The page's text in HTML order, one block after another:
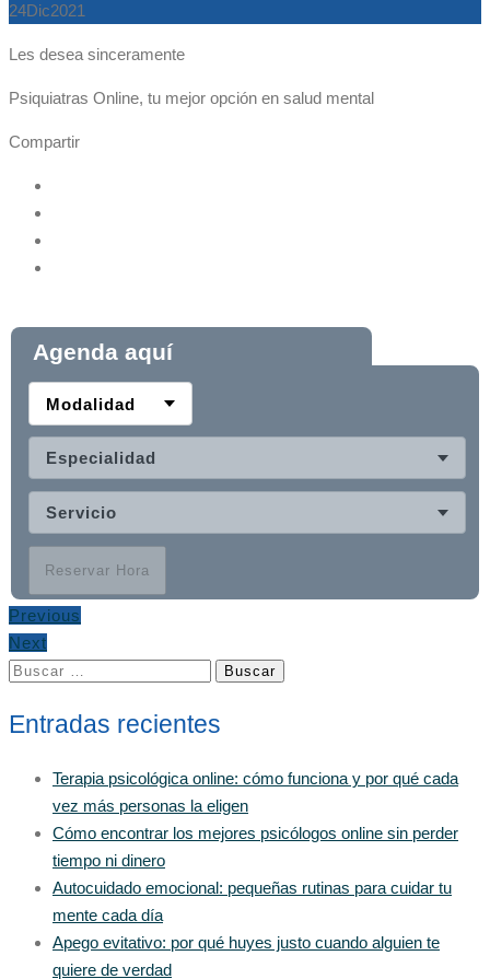
24Dic2021
Les desea sinceramente
Psiquiatras Online, tu mejor opción en salud mental
Compartir
Agenda aquí
Modalidad
Especialidad
Servicio
Reservar Hora
Previous
Next
Buscar:
Entradas recientes
Terapia psicológica online: cómo funciona y por qué cada
vez más personas la eligen
Cómo encontrar los mejores psicólogos online sin perder
tiempo ni dinero
Autocuidado emocional: pequeñas rutinas para cuidar tu
mente cada día
Apego evitativo: por qué huyes justo cuando alguien te
quiere de verdad